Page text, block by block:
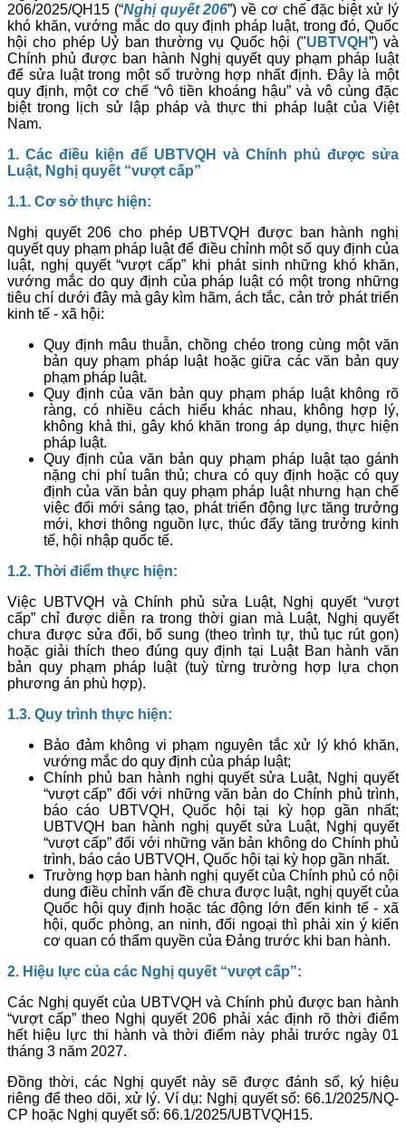
206/2025/QH15 (“Nghị quyết 206”) về cơ chế đặc biệt xử lý
khó khăn, vướng mắc do quy định pháp luật, trong đó, Quốc
hội cho phép Uỷ ban thường vụ Quốc hội ("UBTVQH”) và
Chính phủ được ban hành Nghị quyết quy phạm pháp luật
để sửa luật trong một số trường hợp nhất định. Đây là một
quy định, một cơ chế “vô tiền khoáng hậu” và vô cùng đặc
biệt trong lịch sử lập pháp và thực thi pháp luật của Việt
Nam.
1. Các điều kiện để UBTVQH và Chính phủ được sửa
Luật, Nghị quyết “vượt cấp”
1.1. Cơ sở thực hiện:
Nghị quyết 206 cho phép UBTVQH được ban hành nghị
quyết quy phạm pháp luật để điều chỉnh một số quy định của
luật, nghị quyết “vượt cấp” khi phát sinh những khó khăn,
vướng mắc do quy định của pháp luật có một trong những
tiêu chí dưới đây mà gây kìm hãm, ách tắc, cản trở phát triển
kinh tế - xã hội:
Quy định mâu thuẫn, chồng chéo trong cùng một văn
bản quy phạm pháp luật hoặc giữa các văn bản quy
phạm pháp luật.
Quy định của văn bản quy phạm pháp luật không rõ
ràng, có nhiều cách hiểu khác nhau, không hợp lý,
không khả thi, gây khó khăn trong áp dụng, thực hiện
pháp luật.
Quy định của văn bản quy phạm pháp luật tạo gánh
nặng chi phí tuân thủ; chưa có quy định hoặc có quy
định của văn bản quy phạm pháp luật nhưng hạn chế
việc đổi mới sáng tạo, phát triển động lực tăng trưởng
mới, khơi thông nguồn lực, thúc đẩy tăng trưởng kinh
tế, hội nhập quốc tế.
1.2. Thời điểm thực hiện:
Việc UBTVQH và Chính phủ sửa Luật, Nghị quyết “vượt
cấp” chỉ được diễn ra trong thời gian mà Luật, Nghị quyết
chưa được sửa đổi, bổ sung (theo trình tự, thủ tục rút gọn)
hoặc giải thích theo đúng quy định tại Luật Ban hành văn
bản quy phạm pháp luật (tuỳ từng trường hợp lựa chọn
phương án phù hợp).
1.3. Quy trình thực hiện:
Bảo đảm không vi phạm nguyên tắc xử lý khó khăn,
vướng mắc do quy định của pháp luật;
Chính phủ ban hành nghị quyết sửa Luật, Nghị quyết
“vượt cấp” đối với những văn bản do Chính phủ trình,
báo cáo UBTVQH, Quốc hội tại kỳ họp gần nhất;
UBTVQH ban hành nghị quyết sửa Luật, Nghị quyết
“vượt cấp” đối với những văn bản không do Chính phủ
trình, báo cáo UBTVQH, Quốc hội tại kỳ họp gần nhất.
Trường hợp ban hành nghị quyết của Chính phủ có nội
dung điều chỉnh vấn đề chưa được luật, nghị quyết của
Quốc hội quy định hoặc tác động lớn đến kinh tế - xã
hội, quốc phòng, an ninh, đối ngoại thì phải xin ý kiến
cơ quan có thẩm quyền của Đảng trước khi ban hành.
2. Hiệu lực của các Nghị quyết “vượt cấp”:
Các Nghị quyết của UBTVQH và Chính phủ được ban hành
“vượt cấp” theo Nghị quyết 206 phải xác định rõ thời điểm
hết hiệu lực thi hành và thời điểm này phải trước ngày 01
tháng 3 năm 2027.
Đồng thời, các Nghị quyết này sẽ được đánh số, ký hiệu
riêng để theo dõi, xử lý. Ví dụ: Nghị quyết số: 66.1/2025/NQ-
CP hoặc Nghị quyết số: 66.1/2025/UBTVQH15.